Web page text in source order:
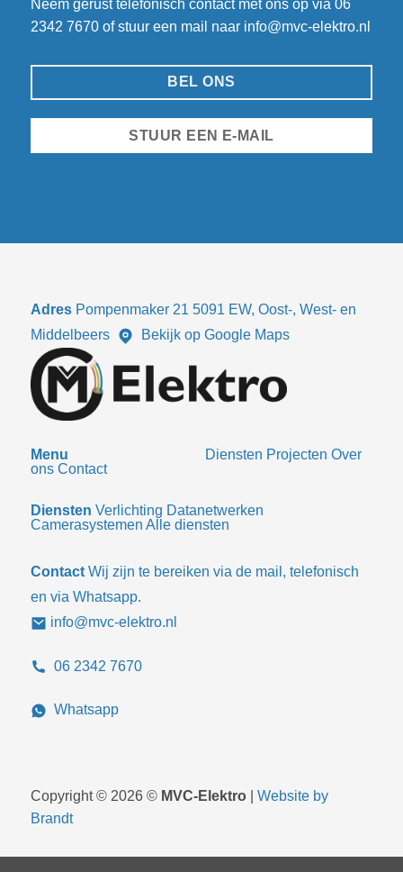
Neem gerust telefonisch contact met ons op via 06
2342 7670of stuur een mail naar info@mvc-elektro.nl
BEL ONS
STUUR EEN E-MAIL
AdresPompenmaker 21 5091 EW, Oost-, West- en
Middelbeers
Bekijk op Google Maps
Menu Diensten Projecten Over
ons Contact
Diensten Verlichting Datanetwerken
Camerasystemen Alle diensten
ContactWij zijn te bereiken via de mail, telefonisch
en via Whatsapp.
info@mvc-elektro.nl
06 2342 7670
Whatsapp
Copyright © 2026 © MVC-Elektro| Website by
Brandt